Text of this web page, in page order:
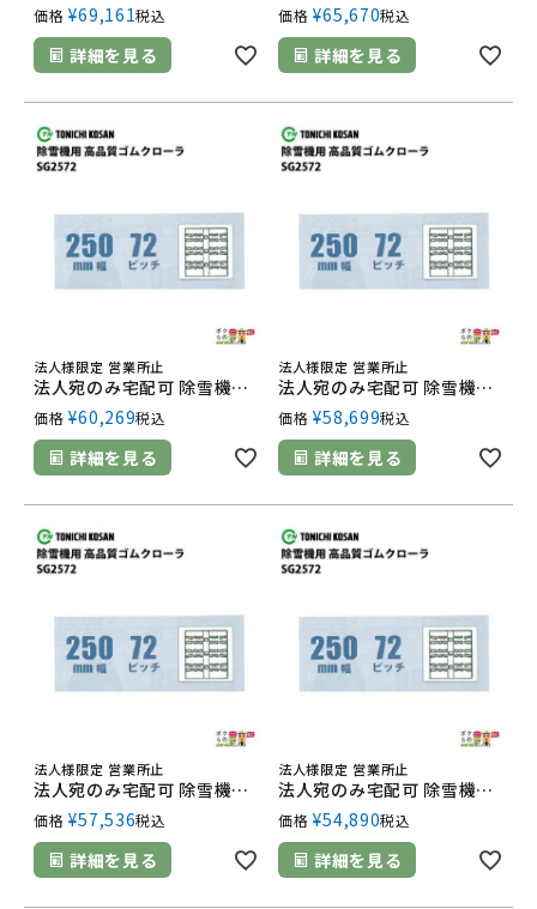
価格 ¥69,161税込
詳細を見る
価格 ¥65,670税込
詳細を見る
法人様限定 営業所止
法人宛のみ宅配可 除雪機用クローラ 250mm幅×72ピッチ コマ数42 SG2572 1本
価格 ¥60,269税込
詳細を見る
法人様限定 営業所止
法人宛のみ宅配可 除雪機用クローラ 250mm幅×72ピッチ コマ数40 SG2572 1本
価格 ¥58,699税込
詳細を見る
法人様限定 営業所止
法人宛のみ宅配可 除雪機用クローラ 250mm幅×72ピッチ コマ数38 SG2572 1本
価格 ¥57,536税込
詳細を見る
法人様限定 営業所止
法人宛のみ宅配可 除雪機用クローラ 250mm幅×72ピッチ コマ数35 SG2572 1本
価格 ¥54,890税込
詳細を見る